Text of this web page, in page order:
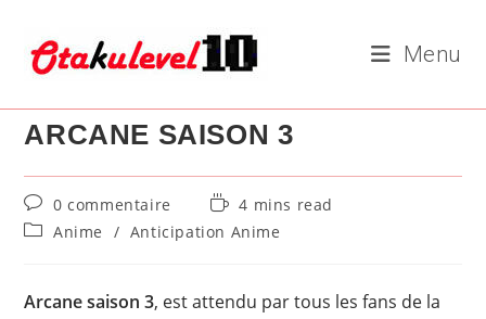
content
Menu
ARCANE SAISON 3
Commentaires
de
la
0 commentaire
Temps
lecture :
4 mins read
PostAnime / Anticipation Anime
Arcane saison 3, est attendu par tous les fans de la